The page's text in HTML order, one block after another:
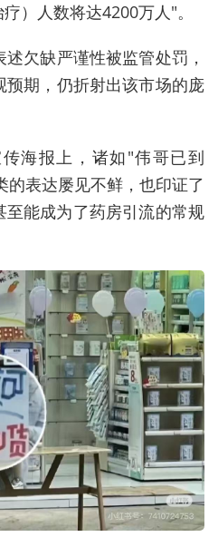
）人数将达4200万人"。
欠缺严谨性被监管处罚，
期，仍折射出该市场的庞
海报上，诸如"伟哥已到
表达屡见不鲜，也印证了
能成为了药房引流的常规